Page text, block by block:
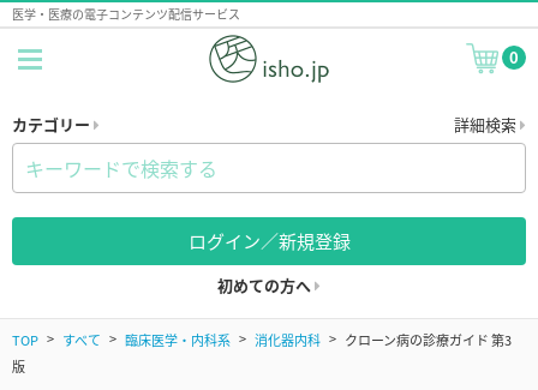
医学・医療の電子コンテンツ配信サービス
0
カテゴリー 詳細検索
ログイン／新規登録
初めての方へ
TOP すべて 臨床医学・内科系 消化器内科
クローン病の診療ガイド 第3
版